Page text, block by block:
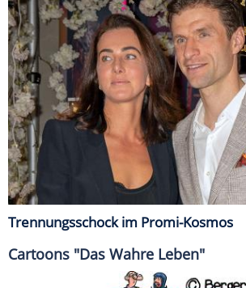
Trennungsschock im Promi-Kosmos
Cartoons "Das Wahre Leben"